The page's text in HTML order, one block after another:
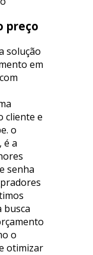
preço
solução
em
cliente e
o
é a
senha
busca
o
otimizar